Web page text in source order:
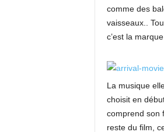
comme des
vaisseaux..
c’est la
La musique
choisit en
comprend son
reste du film,